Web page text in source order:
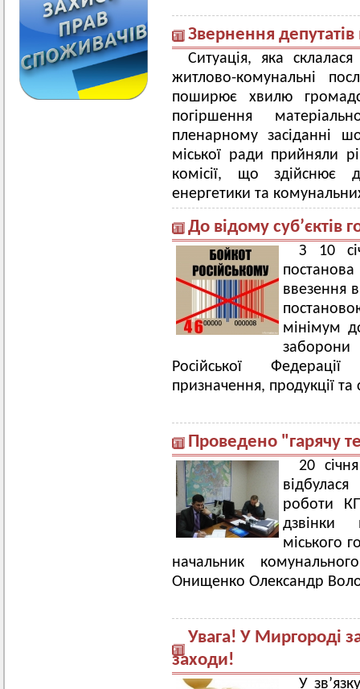
Звернення депутатів
Ситуація, яка
житлово-комунальні
поширює хвилю
погіршення
пленарному засіданні
міської ради прийняли
комісії, що здійснює
енергетики та
До відому суб’єктів
З 10
постанова
ввезення
мінімум
Російської Федерації
призначення, продукції
Проведено "гарячу
20
роботи
дзвінки
міського
начальник
Онищенко Олександр
Увага! У Миргороді
заходи!
У